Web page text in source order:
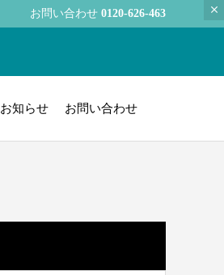
お問い合わせ 0120-626-463
お知らせ お問い合わせ